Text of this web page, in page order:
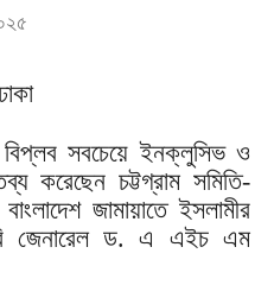
বিপ্লব সবচেয়ে ইনক্লুসিভ ও
করেছেন চট্টগ্রাম সমিতি-
জামায়াতে ইসলামীর
জেনারেল ড. এ এইচ এম